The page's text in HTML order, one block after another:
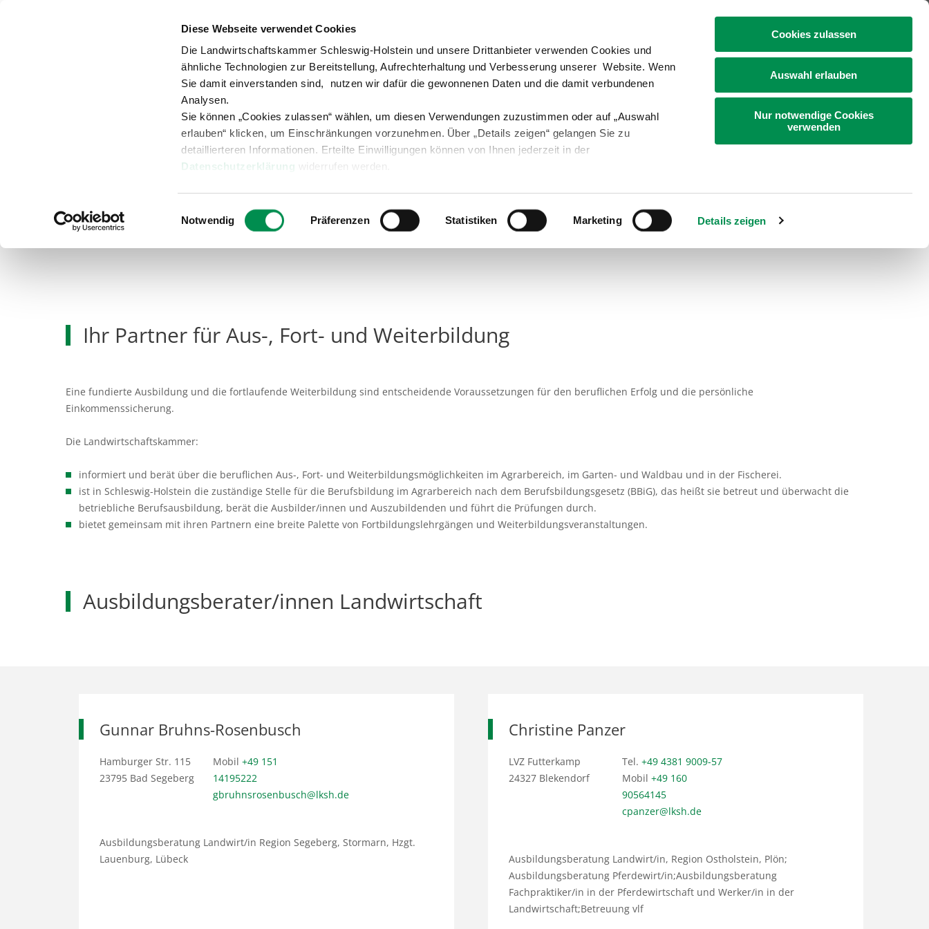
Diese Webseite verwendet Cookies
Die Landwirtschaftskammer Schleswig-Holstein und unsere Drittanbieter verwenden Cookies und
ähnliche Technologien zur Bereitstellung, Aufrechterhaltung und Verbesserung unserer Website. Wenn
Sie damit einverstanden sind, nutzen wir dafür die gewonnenen Daten und die damit verbundenen
Analysen.
Sie können „Cookies zulassen“ wählen, um diesen Verwendungen zuzustimmen oder auf „Auswahl
erlauben“ klicken, um Einschränkungen vorzunehmen. Über „Details zeigen“ gelangen Sie zu
detaillierteren Informationen. Erteilte Einwilligungen können von Ihnen jederzeit in der
Datenschutzerklärung widerrufen werden.
Einwilligungsauswahl
Notwendig Präferenzen Statistiken Marketing Details zeigen
Cookies zulassen
Auswahl erlauben
Nur notwendige Cookies
verwenden
Ansprechpartner & Berater
Versuche Beratung Landwirtschaft Öko Forst Fischerei Landleben
Ausbildungsberatung Grüne Berufe
Ihr Partner für Aus-, Fort- und Weiterbildung
Eine fundierte Ausbildung und die fortlaufende Weiterbildung sind entscheidende Voraussetzungen für den beruflichen Erfolg und die persönliche
Einkommenssicherung.
Die Landwirtschaftskammer:
informiert und berät über die beruflichen Aus-, Fort- und Weiterbildungsmöglichkeiten im Agrarbereich, im Garten- und Waldbau und in der Fischerei.
ist in Schleswig-Holstein die zuständige Stelle für die Berufsbildung im Agrarbereich nach dem Berufsbildungsgesetz (BBiG), das heißt sie betreut und überwacht die
betriebliche Berufsausbildung, berät die Ausbilder/innen und Auszubildenden und führt die Prüfungen durch.
bietet gemeinsam mit ihren Partnern eine breite Palette von Fortbildungslehrgängen und Weiterbildungsveranstaltungen.
Ausbildungsberater/innen Landwirtschaft
Gunnar Bruhns-Rosenbusch
Hamburger Str. 115
23795 Bad Segeberg
Mobil +49 151
14195222
gbruhnsrosenbusch@lksh.de
Ausbildungsberatung Landwirt/in Region Segeberg, Stormarn, Hzgt.
Lauenburg, Lübeck
Christine Panzer
LVZ Futterkamp
24327 Blekendorf
Tel. +49 4381 9009-57
Mobil +49 160
90564145
cpanzer@lksh.de
Ausbildungsberatung Landwirt/in, Region Ostholstein, Plön;
Ausbildungsberatung Pferdewirt/in;Ausbildungsberatung
Fachpraktiker/in in der Pferdewirtschaft und Werker/in in der
Landwirtschaft;Betreuung vlf